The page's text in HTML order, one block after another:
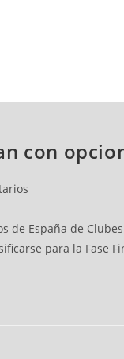
con
de España de
para la